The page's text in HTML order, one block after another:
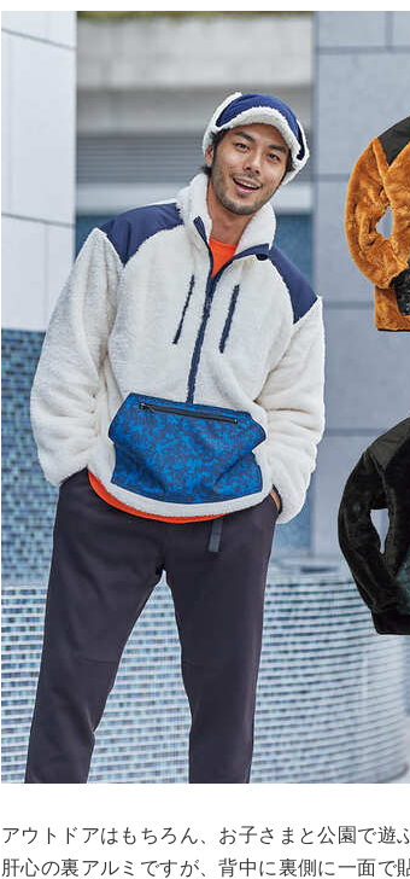
アウトドアはもちろん、お子さまと公園で遊
肝心の裏アルミですが、背中に裏側に一面で